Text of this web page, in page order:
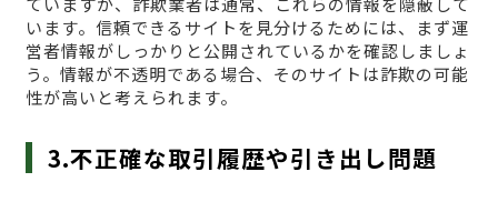
います。信頼できるサイトを見分けるためには、まず運
営者情報がしっかりと公開されているかを確認しましょ
う。情報が不透明である場合、そのサイトは詐欺の可能
性が高いと考えられます。
3.不正確な取引履歴や引き出し問題